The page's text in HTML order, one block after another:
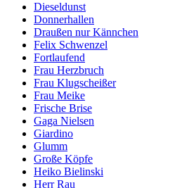
Dieseldunst
Donnerhallen
Draußen nur Kännchen
Felix Schwenzel
Fortlaufend
Frau Herzbruch
Frau Klugscheißer
Frau Meike
Frische Brise
Gaga Nielsen
Giardino
Glumm
Große Köpfe
Heiko Bielinski
Herr Rau